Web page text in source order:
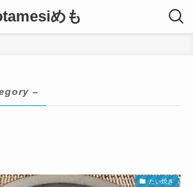
めも
–
たい焼き